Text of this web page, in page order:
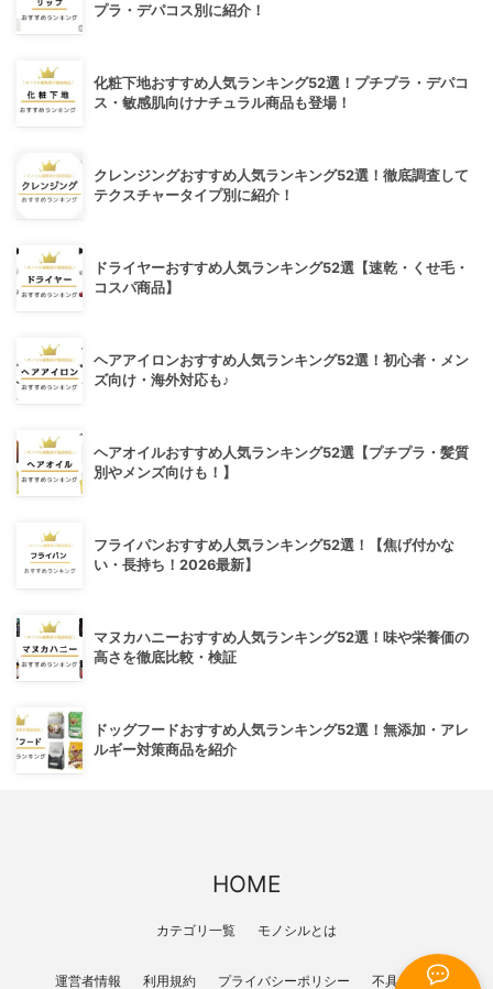
プラ・デパコス別に紹介！
化粧下地おすすめ人気ランキング52選！プチプラ・デパコ
ス・敏感肌向けナチュラル商品も登場！
クレンジングおすすめ人気ランキング52選！徹底調査して
テクスチャータイプ別に紹介！
ドライヤーおすすめ人気ランキング52選【速乾・くせ毛・
コスパ商品】
ヘアアイロンおすすめ人気ランキング52選！初心者・メン
ズ向け・海外対応も♪
ヘアオイルおすすめ人気ランキング52選【プチプラ・髪質
別やメンズ向けも！】
フライパンおすすめ人気ランキング52選！【焦げ付かな
い・長持ち！2026最新】
マヌカハニーおすすめ人気ランキング52選！味や栄養価の
高さを徹底比較・検証
ドッグフードおすすめ人気ランキング52選！無添加・アレ
ルギー対策商品を紹介
HOME
カテゴリ一覧 モノシルとは
運営者情報 利用規約 プライバシーポリシー 不具合報告